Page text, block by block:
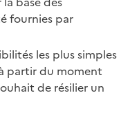
fournies par
les plus simples
partir du moment
de résilier un